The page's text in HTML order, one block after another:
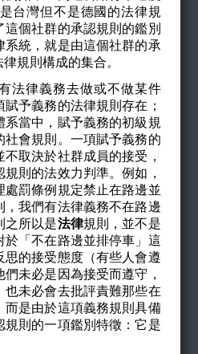
台灣但不是德國的法律規
個社群的承認規則的鑑別
系統，就是由這個社群的承
規則構成的集合。
律義務去做或不做某件
予義務的法律規則存在；
當中，賦予義務的初級規
社會規則。一項賦予義務的
取決於社群成員的接受，
則的法效力判準。例如，
處罰條例規定禁止在路邊並
，我們有法律義務不在路邊
之所以是法律規則，並不是
於「不在路邊並排停車」這
思的接受態度（有些人會遵
未必是因為接受而遵守，
也未必會去批評責難那些在
而是由於這項義務規則具備
規則的一項鑑別特徵：它是